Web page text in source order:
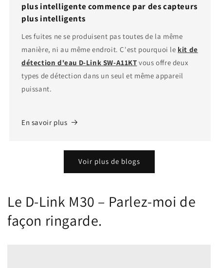
plus intelligente commence par des capteurs
plus intelligents
Les fuites ne se produisent pas toutes de la même
manière, ni au même endroit. C'est pourquoi le kit de
détection d'eau D-Link SW-A11KT vous offre deux
types de détection dans un seul et même appareil
puissant.
En savoir plus
Voir plus de blogs
Le D-Link M30 – Parlez-moi de
façon ringarde.